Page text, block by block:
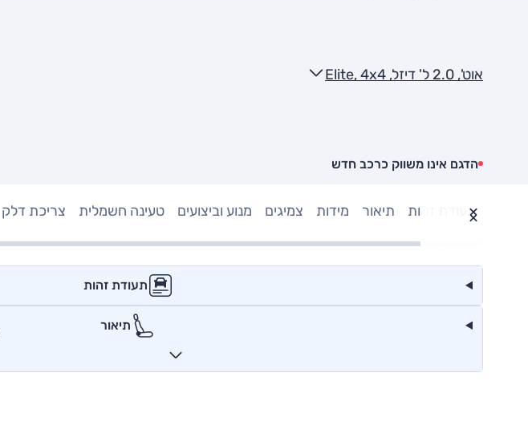
אוט', 2.0 ל' דיזל, Elite, 4x4
הדגם אינו משווק כרכב חדש
תעודת זהות תיאור מידות צמיגים מנוע וביצועים טעינה חשמלית צריכת דלק
תעודת זהות
תיאור